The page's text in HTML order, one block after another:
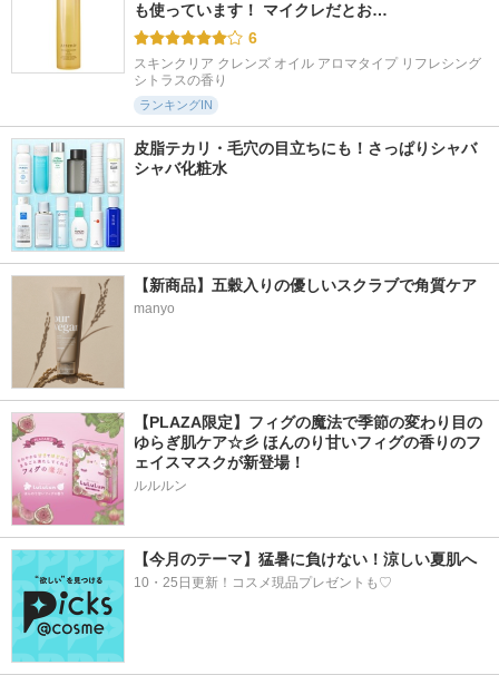
も使っています！ マイクレだとお…
6
スキンクリア クレンズ オイル アロマタイプ リフレシング
シトラスの香り
ランキングIN
皮脂テカリ・毛穴の目立ちにも！さっぱりシャバ
シャバ化粧水
【新商品】五穀入りの優しいスクラブで角質ケア
manyo
【PLAZA限定】フィグの魔法で季節の変わり目の
ゆらぎ肌ケア☆彡 ほんのり甘いフィグの香りのフ
ェイスマスクが新登場！
ルルルン
【今月のテーマ】猛暑に負けない！涼しい夏肌へ
10・25日更新！コスメ現品プレゼントも♡